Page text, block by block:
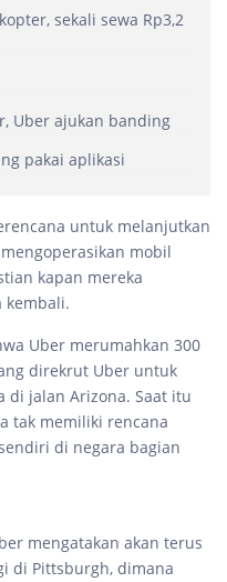
sekali sewa Rp3,2
Uber ajukan banding
pakai aplikasi
untuk melanjutkan
mobil
kapan mereka
kembali.
Uber merumahkan 300
direkrut Uber untuk
di jalan Arizona. Saat itu
tak memiliki rencana
di negara bagian
mengatakan akan terus
di Pittsburgh, dimana